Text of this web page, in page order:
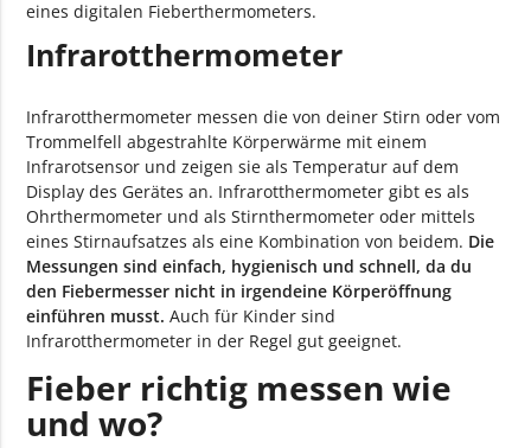
eines digitalen Fieberthermometers.
Infrarotthermometer
Infrarotthermometer messen die von deiner Stirn oder vom
Trommelfell abgestrahlte Körperwärme mit einem
Infrarotsensor und zeigen sie als Temperatur auf dem
Display des Gerätes an. Infrarotthermometer gibt es als
Ohrthermometer und als Stirnthermometer oder mittels
eines Stirnaufsatzes als eine Kombination von beidem. Die
Messungen sind einfach, hygienisch und schnell, da du
den Fiebermesser nicht in irgendeine Körperöffnung
einführen musst. Auch für Kinder sind
Infrarotthermometer in der Regel gut geeignet.
Fieber richtig messen wie
und wo?